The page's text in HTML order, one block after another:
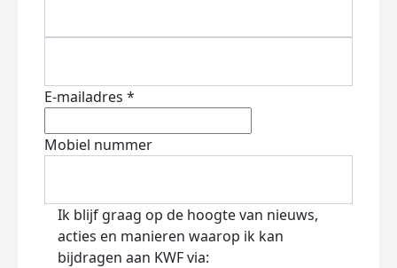
E-mailadres *
Mobiel nummer
Ik blijf graag op de hoogte van nieuws,
acties en manieren waarop ik kan
bijdragen aan KWF via: